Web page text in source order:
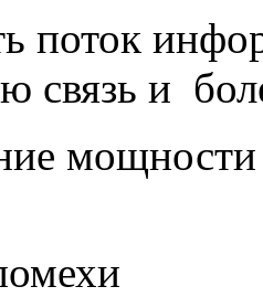
поток
связь и
мощности